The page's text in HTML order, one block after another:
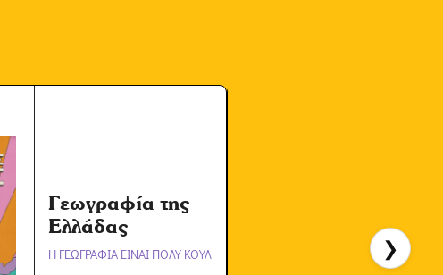
Γεωγραφία της
Ελλάδας
Η ΓΕΩΓΡΑΦΙΑ ΕΙΝΑΙ ΠΟΛΥ ΚΟΥΛ ❯